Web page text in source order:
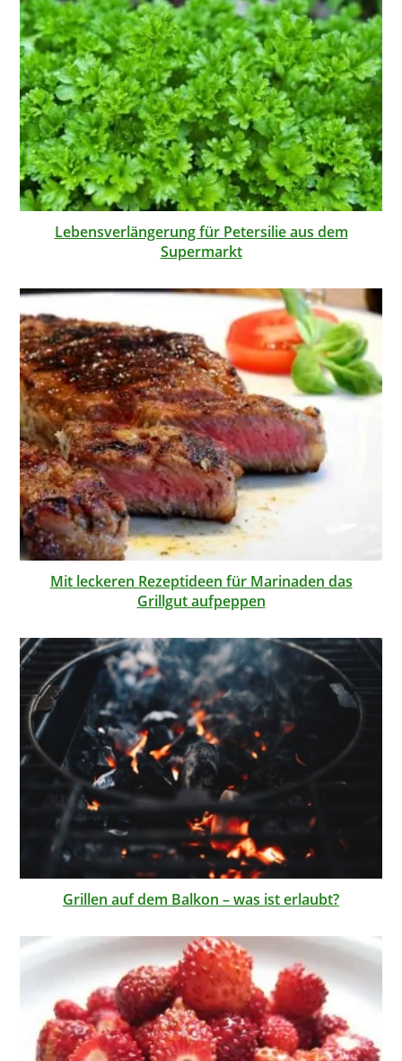
Lebensverlängerung für Petersilie aus dem
Supermarkt
Mit leckeren Rezeptideen für Marinaden das
Grillgut aufpeppen
Grillen auf dem Balkon – was ist erlaubt?